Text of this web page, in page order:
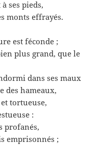
ses pieds,
monts effrayés.
est féconde ;
plus grand, que le
dans ses maux
des hameaux,
tortueuse,
:
profanés,
emprisonnés ;